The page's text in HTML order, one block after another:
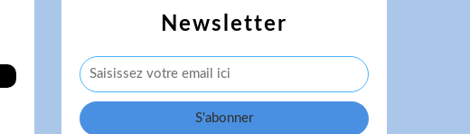
Newsletter